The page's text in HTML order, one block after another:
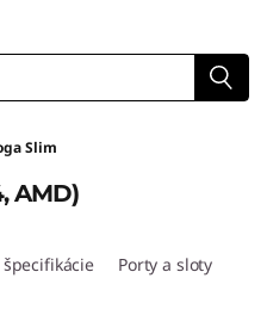
Slim
AMD)
Porty a sloty